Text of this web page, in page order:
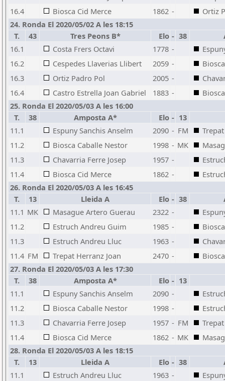
16.4
Biosca Cid Merce 1862 -
Ortiz
24. Ronda El 2020/05/02 A les 18:15
T.
43 Tres Peons B* Elo - 38
16.1
Costa Frers Octavi 1778 -
16.2
Cespedes Llaverias Llibert 2059 -
16.3
Ortiz Padro Pol 2005 -
16.4
Castro Estrella Joan Gabriel 1883 -
25. Ronda El 2020/05/03 A les 16:00
T.
38 Amposta A* Elo - 13
11.1
Espuny Sanchis Anselm 2090 - FM
11.2
Biosca Caballe Nestor 1998 - MK
11.3
Chavarria Ferre Josep 1957 -
11.4
Biosca Cid Merce 1862 -
26. Ronda El 2020/05/03 A les 16:45
T.
13 Lleida A Elo - 38
11.1 MK Masague Artero Guerau 2322 -
11.2
Estruch Andreu Guim 1985 -
11.3
Estruch Andreu Lluc 1963 -
11.4 FM Trepat Herranz Joan 2470 -
27. Ronda El 2020/05/03 A les 17:30
T.
38 Amposta A* Elo - 13
11.1
Espuny Sanchis Anselm 2090 -
11.2
Biosca Caballe Nestor 1998 -
11.3
Chavarria Ferre Josep 1957 - FM
11.4
Biosca Cid Merce 1862 - MK
28. Ronda El 2020/05/03 A les 18:15
T.
13 Lleida A Elo - 38
11.1
Estruch Andreu Lluc 1963 -